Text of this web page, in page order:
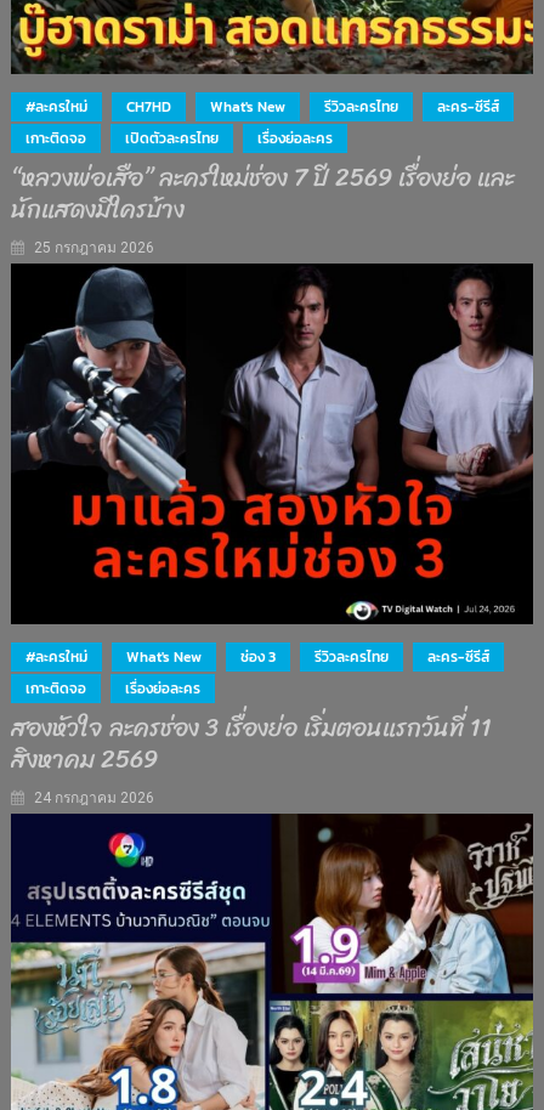
#ละครใหม่ CH7HD What's New รีวิวละครไทย
ละคร-ซีรีส์
เกาะติดจอ
เปิดตัวละครไทย เรื่องย่อละคร
“หลวงพ่อเสือ” ละครใหม่ช่อง 7 ปี 2569 เรื่องย่อ และ
นักแสดงมีใครบ้าง
25 กรกฎาคม 2026
#ละครใหม่ What's New ช่อง 3 รีวิวละครไทย
ละคร-ซีรีส์
เกาะติดจอ
เรื่องย่อละคร
สองหัวใจ ละครช่อง 3 เรื่องย่อ เริ่มตอนแรกวันที่ 11
สิงหาคม 2569
24 กรกฎาคม 2026